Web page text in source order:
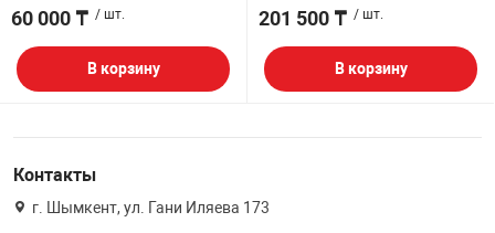
60 000 ₸ / шт.
В корзину
201 500 ₸ / шт.
В корзину
Контакты
г. Шымкент, ул. Гани Иляева 173